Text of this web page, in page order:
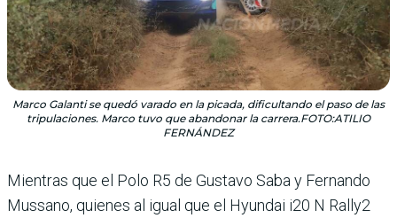
Marco Galanti se quedó varado en la picada, dificultando el paso de las
tripulaciones. Marco tuvo que abandonar la carrera.FOTO:ATILIO
FERNÁNDEZ
Mientras que el Polo R5 de Gustavo Saba y Fer­nando
Mussano, quienes al igual que el Hyundai i20 N Rally2